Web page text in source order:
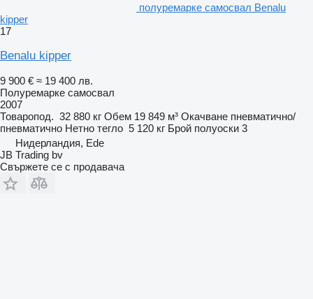
полуремарке самосвал Benalu
kipper
17
Benalu kipper
9 900 € ≈ 19 400 лв.
Полуремарке самосвал
2007
Товаропод. 32 880 кг Обем 19 849 м³ Окачване пневматично/
пневматично Нетно тегло 5 120 кг Брой полуоски 3
Нидерландия, Ede
JB Trading bv
Свържете се с продавача